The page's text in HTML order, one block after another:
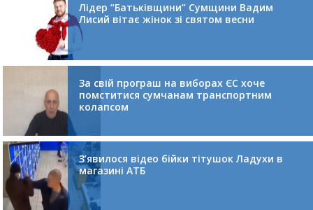
Лідер “Батьківщини” Сумщини Вадим
Лисий вітає жінок зі святом весни
За свій програш на виборах ЄС хоче
помститися сумчанам транспортним
колапсом
З’явилося відео бійки тітушок Ладухи в
магазині АТБ